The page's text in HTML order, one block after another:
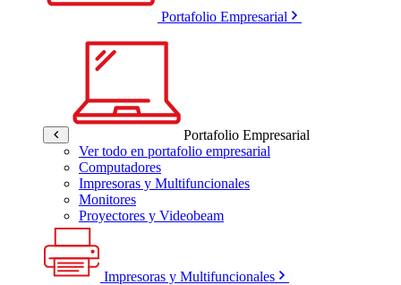
Portafolio Empresarial
Portafolio Empresarial
Ver todo en portafolio empresarial
Computadores
Impresoras y Multifuncionales
Monitores
Proyectores y Videobeam
Impresoras y Multifuncionales